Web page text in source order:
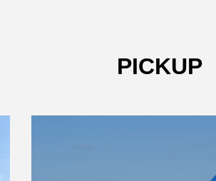
PICKUP